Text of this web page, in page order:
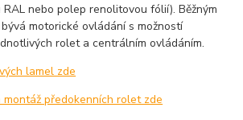
nebo polep renolitovou fólií). Běžným
motorické ovládání s možností
rolet a centrálním ovládáním.
lamel zde
montáž předokenních rolet zde